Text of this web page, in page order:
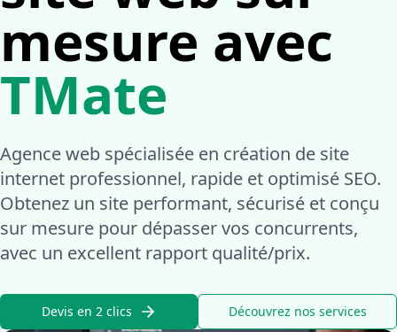
mesure avec
TMate
Agence web spécialisée en création de site
internet professionnel, rapide et optimisé SEO.
Obtenez un site performant, sécurisé et conçu
sur mesure pour dépasser vos concurrents,
avec un excellent rapport qualité/prix.
Devis en 2 clics Découvrez nos services